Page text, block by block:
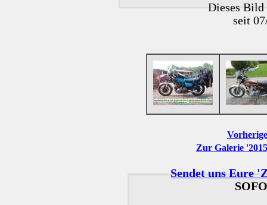
Dieses Bild
seit
Zur Galerie
Sendet uns Eure